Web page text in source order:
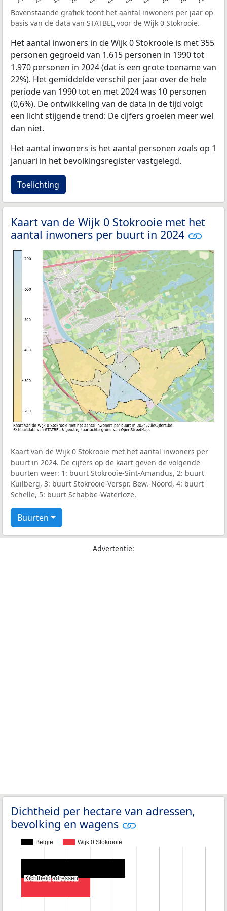
Bovenstaande grafiek toont het aantal inwoners per jaar op
basis van de data van STATBEL voor de Wijk 0 Stokrooie.
Het aantal inwoners in de Wijk 0 Stokrooie is met 355
personen gegroeid van 1.615 personen in 1990 tot
1.970 personen in 2024 (dat is een grote toename van
22%). Het gemiddelde verschil per jaar over de hele
periode van 1990 tot en met 2024 was 10 personen
(0,6%). De ontwikkeling van de data in de tijd volgt
een licht stijgende trend: De cijfers groeien meer wel
dan niet.
Het aantal inwoners is het aantal personen zoals op 1
januari in het bevolkingsregister vastgelegd.
Toelichting
Kaart van de Wijk 0 Stokrooie met het
aantal inwoners per buurt in 2024
Kaart van de Wijk 0 Stokrooie met het aantal inwoners per
buurt in 2024. De cijfers op de kaart geven de volgende
buurten weer: 1: buurt Stokrooie-Sint-Amandus, 2: buurt
Kuilberg, 3: buurt Stokrooie-Verspr. Bew.-Noord, 4: buurt
Schelle, 5: buurt Schabbe-Waterloze.
Buurten
Advertentie:
Dichtheid per hectare van adressen,
bevolking en wagens
België Wijk 0 Stokrooie
Dichtheid adressen
Dichtheid adressen